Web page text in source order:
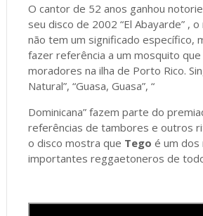
O cantor de 52 anos ganhou
seu disco de 2002 “El Abayarde” ,
não tem um significado específico,
fazer referência a um mosquito
moradores na ilha de Porto Rico.
Natural”, “Guasa, Guasa”, “
Dominicana” fazem parte do
referências de tambores e outros
o disco mostra que Tego é um dos
importantes reggaetoneros de